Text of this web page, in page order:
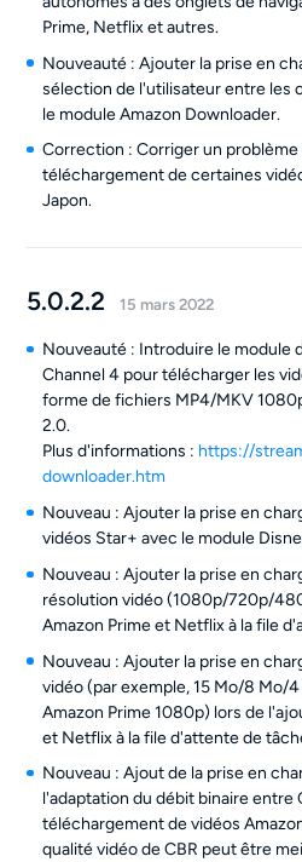
Prime, Netflix et autres.
Nouveauté : Ajouter la prise en
sélection de l'utilisateur entre les
le module Amazon Downloader.
Correction : Corriger un
téléchargement de certaines
Japon.
5.0.2.2 15 mars 2022
Nouveauté : Introduire le module
Channel 4 pour télécharger les
forme de fichiers MP4/MKV
2.0.
Plus d'informations : https://
downloader.htm
Nouveau : Ajouter la prise en
vidéos Star+ avec le module
Nouveau : Ajouter la prise en
résolution vidéo (1080p/720p/
Amazon Prime et Netflix à la file
Nouveau : Ajouter la prise en
vidéo (par exemple, 15 Mo/8 Mo/
Amazon Prime 1080p) lors de
et Netflix à la file d'attente de
Nouveau : Ajout de la prise en
l'adaptation du débit binaire entre
téléchargement de vidéos
qualité vidéo de CBR peut être